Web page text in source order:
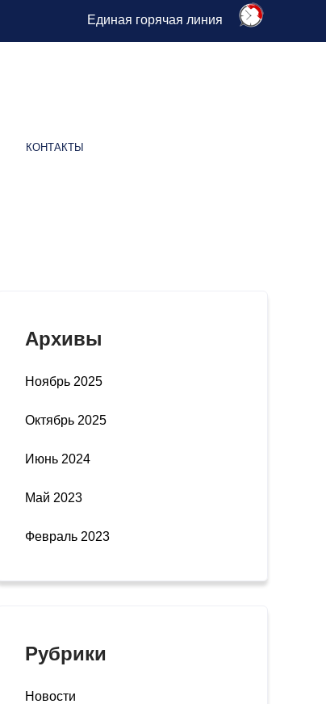
Единая горячая линия
КОНТАКТЫ
Архивы
Ноябрь 2025
Октябрь 2025
Июнь 2024
Май 2023
Февраль 2023
Рубрики
Новости